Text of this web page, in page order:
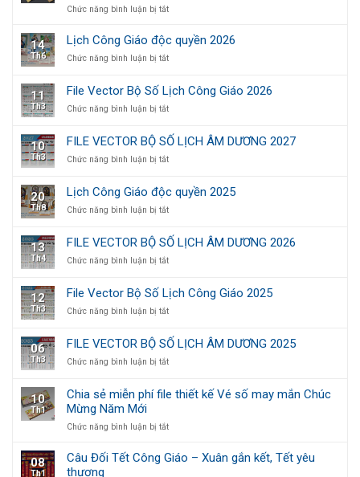
LỊCH
DƯƠNG
2028
Chức năng bình luận bị tắtở
thiệp
mời
tạ
ơn
sang
thiết
theo
cầu
14
Th6
Lịch Công Giáo độc quyền 2026
Chức năng bình luận bị tắtở
Giáo
độc
2026
11
Th3
File Vector Bộ Số Lịch Công Giáo 2026
Chức năng bình luận bị tắtở
Vector
Bộ
Số
Giáo
2026
10
Th3
FILE VECTOR BỘ SỐ LỊCH ÂM DƯƠNG 2027
Chức năng bình luận bị tắtở
VECTOR
BỘ
SỐ
ÂM
DƯƠNG
2027
20
Th8
Lịch Công Giáo độc quyền 2025
Chức năng bình luận bị tắtở
Công
Giáo
độc
2025
13
Th4
FILE VECTOR BỘ SỐ LỊCH ÂM DƯƠNG 2026
Chức năng bình luận bị tắtở
BỘ
SỐ
ÂM
DƯƠNG
2026
12
Th3
File Vector Bộ Số Lịch Công Giáo 2025
Chức năng bình luận bị tắtở
Vector
Bộ
Số
Công
Giáo
06
Th3
FILE VECTOR BỘ SỐ LỊCH ÂM DƯƠNG 2025
Chức năng bình luận bị tắtở
VECTOR
BỘ
LỊCH
DƯƠNG
2025
10
Th1
Chia sẻ miễn phí file thiết kế Vé số may mắn Chúc
Mừng Năm Mới
Chức năng bình luận bị tắtở
sẻ
miễn
08
Th1
Câu Đối Tết Công Giáo – Xuân gắn kết, Tết yêu
thương